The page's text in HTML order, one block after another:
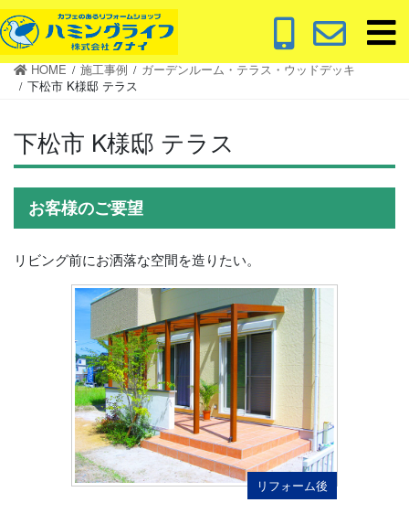
コ
ン
テ
ナ
ビ
ゲ
HOME 施工事例
ガーデンルーム・テラス・ウッドデッキ
下松市 K様邸 テラス
下松市 K様邸 テラス
お客様のご要望
リビング前にお洒落な空間を造りたい。
リフォーム後